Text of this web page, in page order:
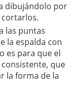
dibujándolo por
cortarlos.
las puntas
la espalda con
es para que el
que
la forma de la